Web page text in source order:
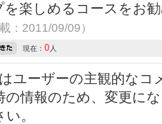
を楽しめるコースをお
：2011/09/09）
現在： 0人
ユーザーの主観的なコ
の情報のため、変更に
。